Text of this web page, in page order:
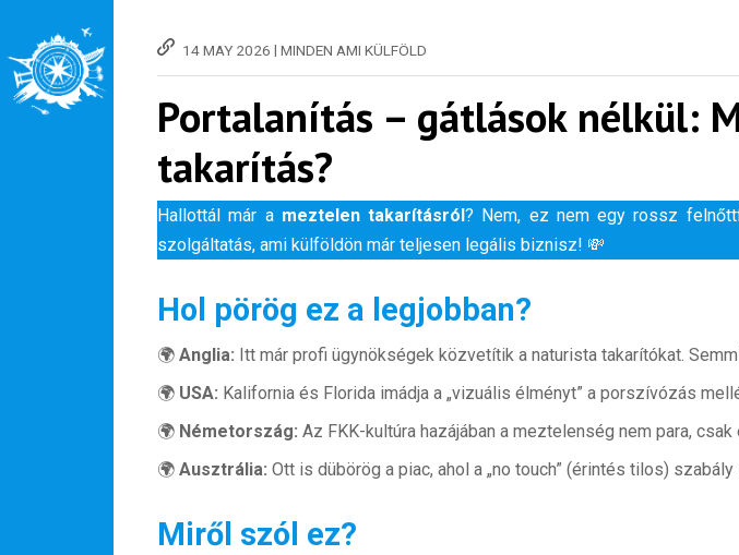
14 MAY 2026 | MINDEN AMI KÜLFÖLD
Portalanítás – gátlások nélkül:
takarítás?
Hallottál már a meztelen takarításról? Nem, ez nem egy rossz
szolgáltatás, ami külföldön már teljesen legális biznisz! 💸
Hol pörög ez a legjobban?
🌍 Anglia: Itt már profi ügynökségek közvetítik a naturista takarítókat.
🌍 USA: Kalifornia és Florida imádja a „vizuális élményt” a porszívózás
🌍 Németország: Az FKK-kultúra hazájában a meztelenség nem para,
🌍 Ausztrália: Ott is dübörög a piac, ahol a „no touch” (érintés tilos)
Miről szól ez?